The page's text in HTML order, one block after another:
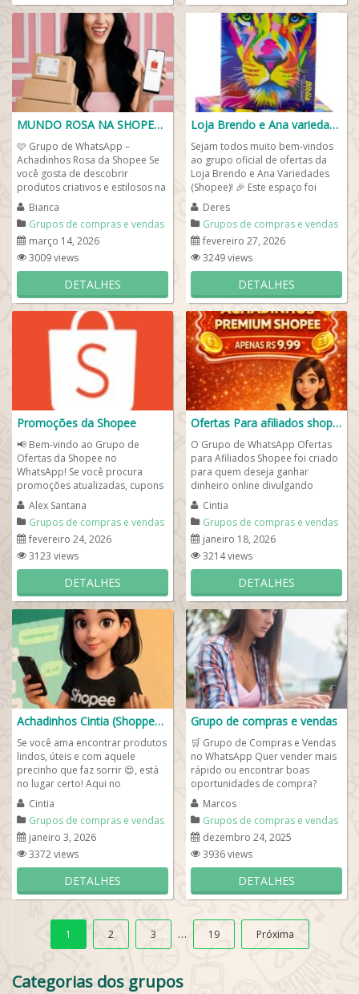
MUNDO ROSA NA SHOPEE 🌸
🩷 Grupo de WhatsApp –
Achadinhos Rosa da Shopee Se
você gosta de descobrir
produtos criativos e estilosos na
cor rosa, este grupo é perfeito
para...
Bianca
Grupos de compras e vendas
março 14, 2026
3009 views
DETALHES
Loja Brendo e Ana variedades (Shoppee)
Sejam todos muito bem-vindos
ao grupo oficial de ofertas da
Loja Brendo e Ana Variedades
(Shopee)! 🎉 Este espaço foi
criado especialmente para...
Deres
Grupos de compras e vendas
fevereiro 27, 2026
3249 views
DETALHES
Promoções da Shopee
📢 Bem-vindo ao Grupo de
Ofertas da Shopee no
WhatsApp! Se você procura
promoções atualizadas, cupons
de desconto e ofertas exclusivas
da Shopee,...
Alex Santana
Grupos de compras e vendas
fevereiro 24, 2026
3123 views
DETALHES
Ofertas Para afiliados shopee
O Grupo de WhatsApp Ofertas
para Afiliados Shopee foi criado
para quem deseja ganhar
dinheiro online divulgando
produtos com alto potencial de
vendas. Aqui...
Cintia
Grupos de compras e vendas
janeiro 18, 2026
3214 views
DETALHES
Achadinhos Cintia (Shoppee) 😍
Se você ama encontrar produtos
lindos, úteis e com aquele
precinho que faz sorrir 😍, está
no lugar certo! Aqui no
Achadinhos Cíntia (Shoppee) ,
eu...
Cintia
Grupos de compras e vendas
janeiro 3, 2026
3372 views
DETALHES
Grupo de compras e vendas
🛒 Grupo de Compras e Vendas
no WhatsApp Quer vender mais
rápido ou encontrar boas
oportunidades de compra?
Nosso grupo de Compras e
Vendas no WhatsApp...
Marcos
Grupos de compras e vendas
dezembro 24, 2025
3936 views
DETALHES
1 2 3 … 19 Próxima
Categorias dos grupos